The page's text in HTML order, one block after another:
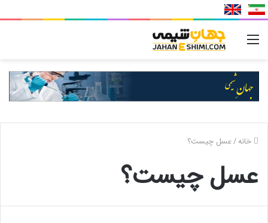
خانه/عسل چیست؟
عسل چیست؟